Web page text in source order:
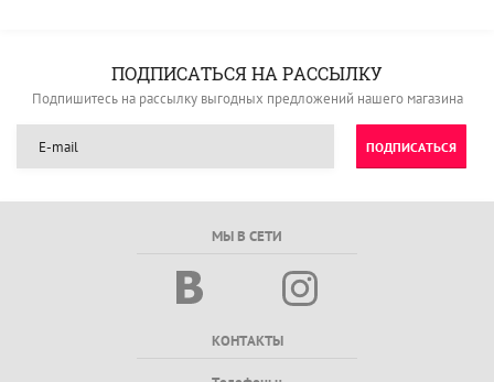
ПОДПИСАТЬСЯ НА РАССЫЛКУ
Подпишитесь на рассылку выгодных предложений нашего магазина
ПОДПИСАТЬСЯ
МЫ В СЕТИ
КОНТАКТЫ